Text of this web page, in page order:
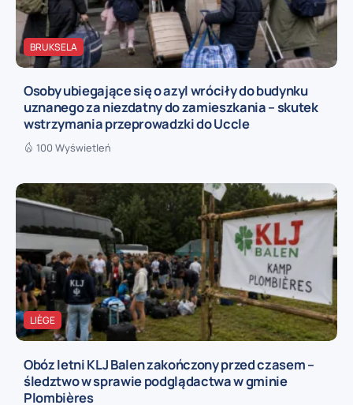
BRUKSELA
Osoby ubiegające się o azyl wróciły do budynku
uznanego za niezdatny do zamieszkania – skutek
wstrzymania przeprowadzki do Uccle
100 Wyświetleń
LIÈGE
Obóz letni KLJ Balen zakończony przed czasem –
śledztwo w sprawie podglądactwa w gminie
Plombières